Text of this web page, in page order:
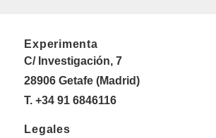
Experimenta
C/ Investigación, 7
28906 Getafe (Madrid)
T. +34 91 6846116
Legales